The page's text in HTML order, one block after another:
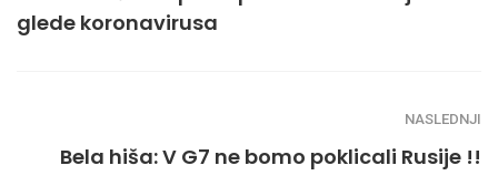
glede koronavirusa
NASLEDNJI
Bela hiša: V G7 ne bomo poklicali Rusije !!